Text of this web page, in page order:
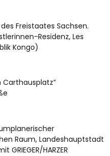
Freistaates Sachsen.
Residenz, Les
Kongo)
Carthausplatz”
Raum, Landeshauptstadt
HARZER